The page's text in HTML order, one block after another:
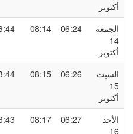
06:24
08:14
13:44
06:26
08:15
13:44
06:27
08:17
13:43